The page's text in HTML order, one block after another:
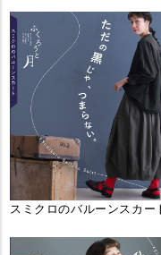
スミクロのバルーンスカー